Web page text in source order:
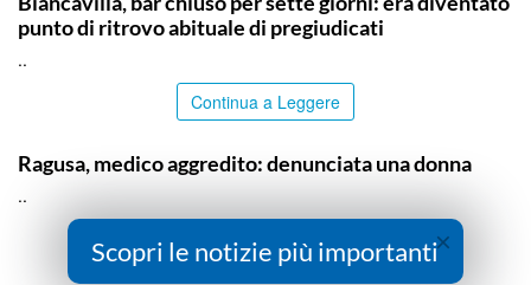
punto di ritrovo abituale di pregiudicati
..
Continua a Leggere
Ragusa, medico aggredito: denunciata una donna
..
Continua a Leggere
PALERMO
×
Scopri le notizie più importanti